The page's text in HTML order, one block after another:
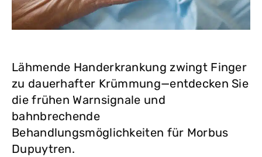
Lähmende Handerkrankung zwingt Finger
zu dauerhafter Krümmung—entdecken Sie
die frühen Warnsignale und
bahnbrechende
Behandlungsmöglichkeiten für Morbus
Dupuytren.